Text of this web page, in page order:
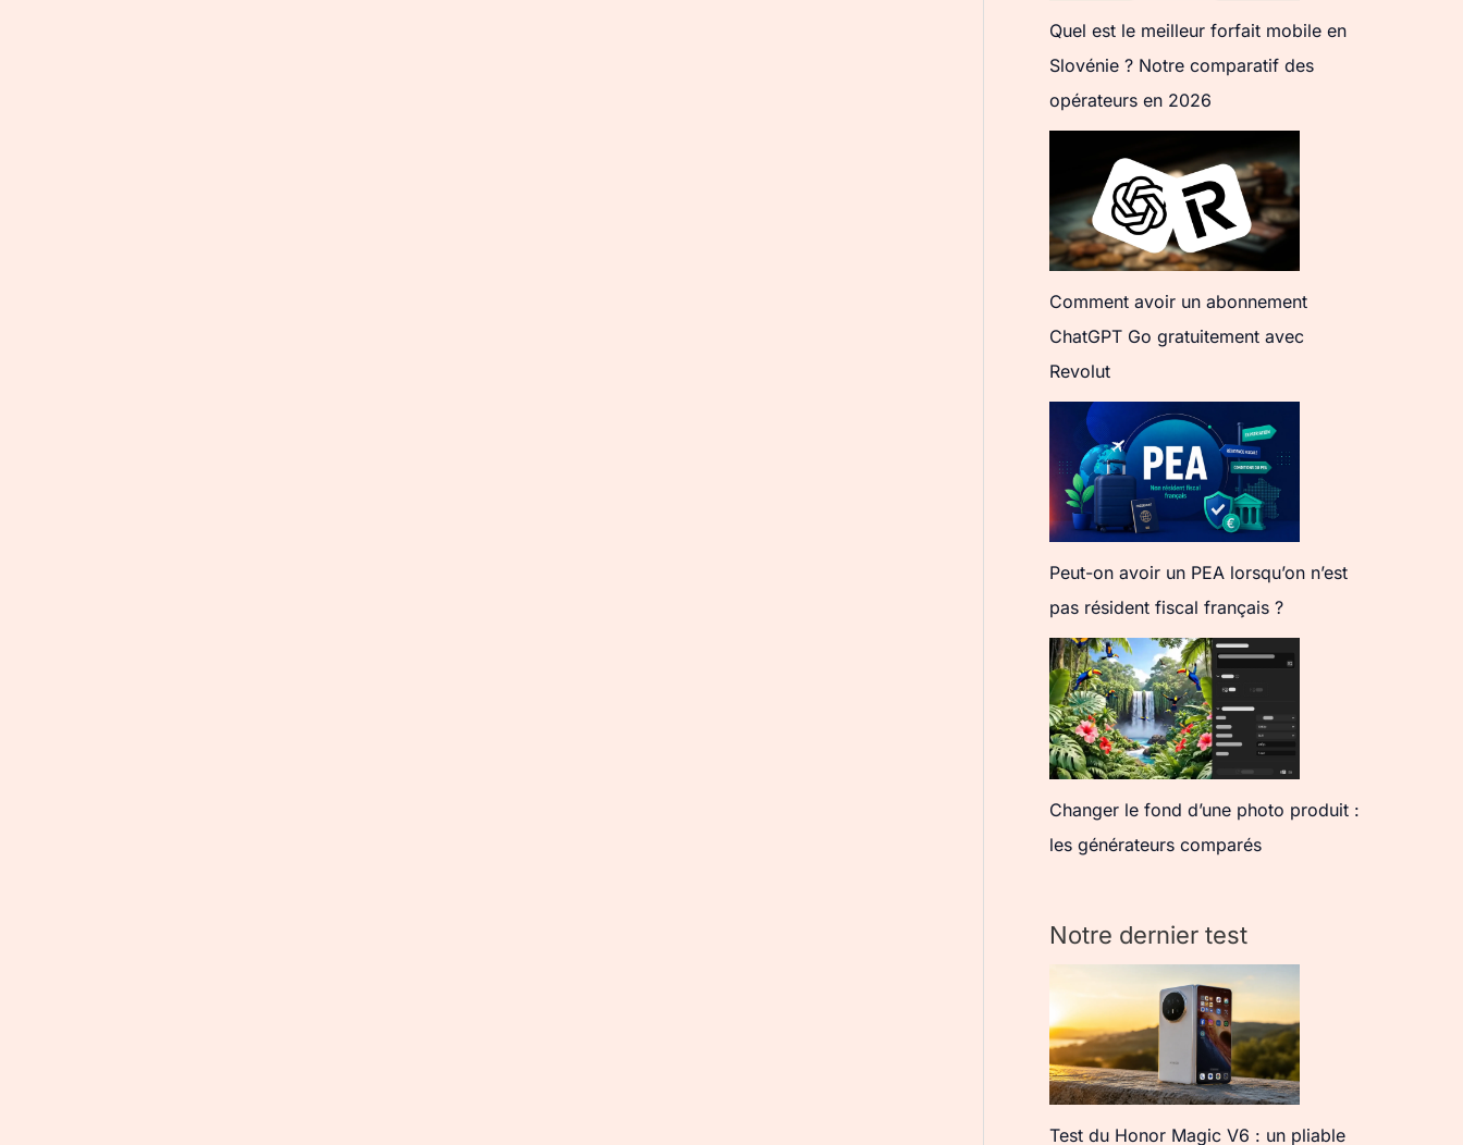
Quel est le meilleur forfait mobile en
Slovénie ? Notre comparatif des
opérateurs en 2026
Comment avoir un abonnement
ChatGPT Go gratuitement avec
Revolut
Peut-on avoir un PEA lorsqu’on n’est
pas résident fiscal français ?
Changer le fond d’une photo produit :
les générateurs comparés
Notre dernier test
Test du Honor Magic V6 : un pliable